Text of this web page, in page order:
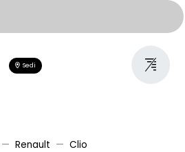
Sedi
Renault Clio